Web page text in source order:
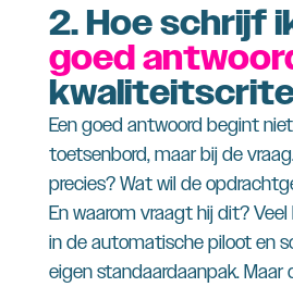
2.Hoe schrijf
goed
Een goed antwoord begint
toetsenbord, maar bij de
precies? Wat wil de
En waarom vraagt hij dit?
in de automatische piloot en
eigen standaardaanpak. Maar